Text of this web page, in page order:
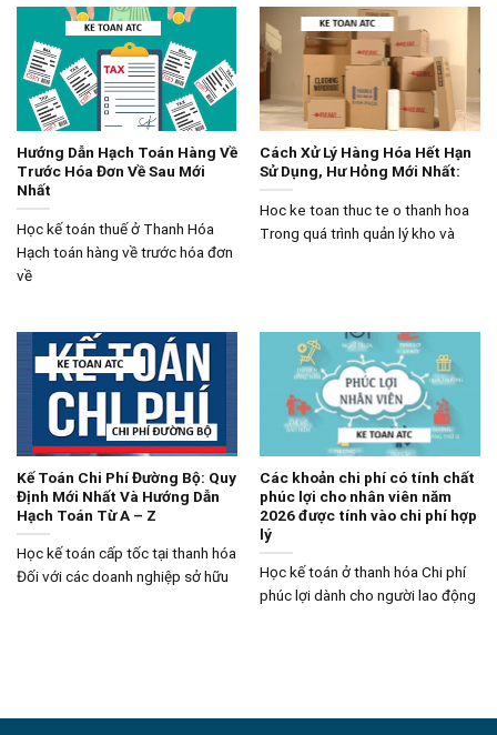
Hướng Dẫn Hạch Toán Hàng Về
Trước Hóa Đơn Về Sau Mới
Nhất
Học kế toán thuế ở Thanh Hóa
Hạch toán hàng về trước hóa đơn
về
Cách Xử Lý Hàng Hóa Hết Hạn
Sử Dụng, Hư Hỏng Mới Nhất:
Hoc ke toan thuc te o thanh hoa
Trong quá trình quản lý kho và
Kế Toán Chi Phí Đường Bộ: Quy
Định Mới Nhất Và Hướng Dẫn
Hạch Toán Từ A – Z
Học kế toán cấp tốc tại thanh hóa
Đối với các doanh nghiệp sở hữu
Các khoản chi phí có tính chất
phúc lợi cho nhân viên năm
2026 được tính vào chi phí hợp
lý
Học kế toán ở thanh hóa Chi phí
phúc lợi dành cho người lao động